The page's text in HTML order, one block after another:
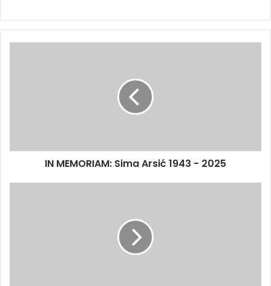
IN MEMORIAM: Sima Arsić 1943 - 2025